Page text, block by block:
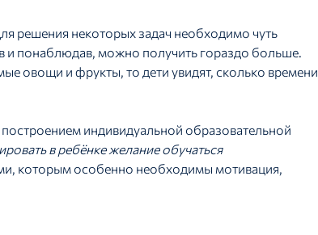
решения некоторых задач необходимо чуть
и понаблюдав, можно получить гораздо больше.
овощи и фрукты, то дети увидят, сколько времени
индивидуальной образовательной
в ребёнке желание обучаться
которым особенно необходимы мотивация,